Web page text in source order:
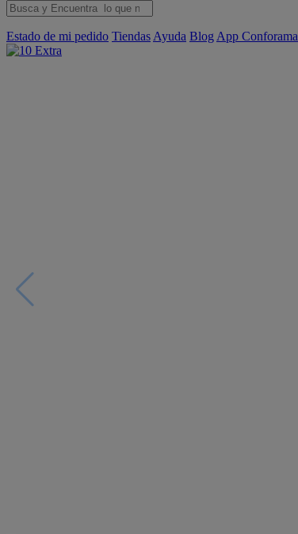
Estado de mi pedido Tiendas Ayuda Blog App Conforama